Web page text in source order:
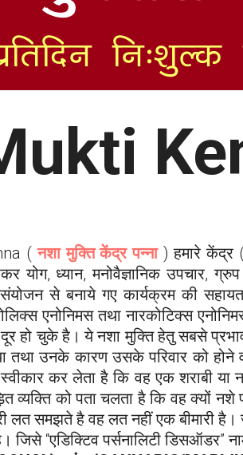
(नशा मुक्ति केंद्र पन्ना ) हमारे केंद्र
योग, ध्यान, मनोवैज्ञानिकउपचार,
से बनाये गए कार्यक्रम की
एनोनिमस तथा नारकोटिक्स
हो चुके है। ये नशा मुक्ति हेतु सबसे
तथा उनके कारण उसके परिवार को होने
कर लेता है कि वह एक शराबी या
व्यक्ति को पता चलता है कि वह क्यों नशे
लत समझते है वह लत नहीं एक बीमारी है।
“एडिक्टिव पर्सनालिटी डिसऑडर”